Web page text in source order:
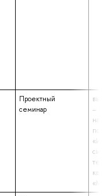
Проектный
семинар
–